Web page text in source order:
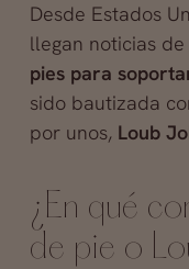
Desde Estados
llegan noticias
pies para
sido bautizada
por unos, Loub
¿En qué
de pie o